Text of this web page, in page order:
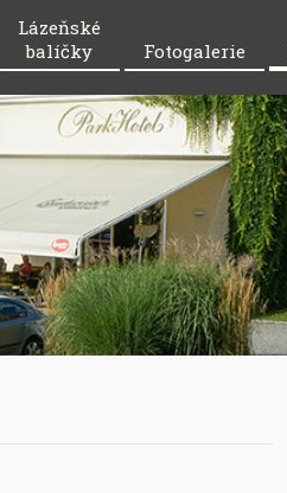
Lázeňské
balíčky
Fotogalerie